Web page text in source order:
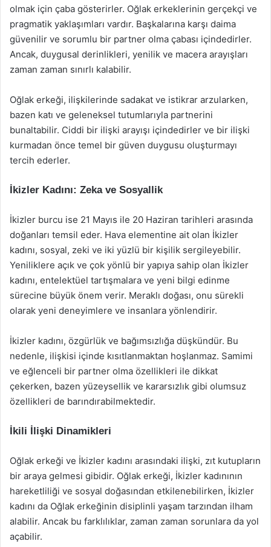
olmak için çaba gösterirler. Oğlak erkeklerinin gerçekçi ve
pragmatik yaklaşımları vardır. Başkalarına karşı daima
güvenilir ve sorumlu bir partner olma çabası içindedirler.
Ancak, duygusal derinlikleri, yenilik ve macera arayışları
zaman zaman sınırlı kalabilir.
Oğlak erkeği, ilişkilerinde sadakat ve istikrar arzularken,
bazen katı ve geleneksel tutumlarıyla partnerini
bunaltabilir. Ciddi bir ilişki arayışı içindedirler ve bir ilişki
kurmadan önce temel bir güven duygusu oluşturmayı
tercih ederler.
İkizler Kadını: Zeka ve Sosyallik
İkizler burcu ise 21 Mayıs ile 20 Haziran tarihleri arasında
doğanları temsil eder. Hava elementine ait olan İkizler
kadını, sosyal, zeki ve iki yüzlü bir kişilik sergileyebilir.
Yeniliklere açık ve çok yönlü bir yapıya sahip olan İkizler
kadını, entelektüel tartışmalara ve yeni bilgi edinme
sürecine büyük önem verir. Meraklı doğası, onu sürekli
olarak yeni deneyimlere ve insanlara yönlendirir.
İkizler kadını, özgürlük ve bağımsızlığa düşkündür. Bu
nedenle, ilişkisi içinde kısıtlanmaktan hoşlanmaz. Samimi
ve eğlenceli bir partner olma özellikleri ile dikkat
çekerken, bazen yüzeysellik ve kararsızlık gibi olumsuz
özellikleri de barındırabilmektedir.
İkili İlişki Dinamikleri
Oğlak erkeği ve İkizler kadını arasındaki ilişki, zıt kutupların
bir araya gelmesi gibidir. Oğlak erkeği, İkizler kadınının
hareketliliği ve sosyal doğasından etkilenebilirken, İkizler
kadını da Oğlak erkeğinin disiplinli yaşam tarzından ilham
alabilir. Ancak bu farklılıklar, zaman zaman sorunlara da yol
açabilir.